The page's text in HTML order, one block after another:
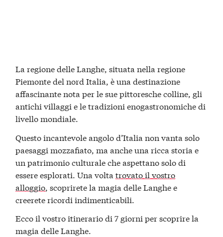
La regione delle Langhe, situata nella regione
Piemonte del nord Italia, è una destinazione
affascinante nota per le sue pittoresche colline, gli
antichi villaggi e le tradizioni enogastronomiche di
livello mondiale.
Questo incantevole angolo d’Italia non vanta solo
paesaggi mozzafiato, ma anche una ricca storia e
un patrimonio culturale che aspettano solo di
essere esplorati. Una voltatrovato il vostro
alloggio , scoprirete la magia delle Langhe e
creerete ricordi indimenticabili.
Ecco il vostro itinerario di 7 giorni per scoprire la
magia delle Langhe.